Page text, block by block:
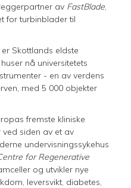
av FastBlade
for turbinblader til
Skottlands eldste
nå universitetets
- en av verdens
med 5 000 objekter
fremste kliniske
ved siden av et av
undervisningssykehus
for Regenerative
og utvikler nye
leversvikt, diabetes,